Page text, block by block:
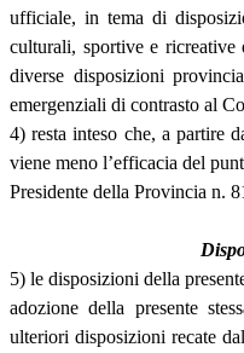
ufficiale, in tema di
culturali, sportive e ricreative
diverse disposizioni
emergenziali di contrasto al
4) resta inteso che, a partire
viene meno l’efficacia del
Presidente della Provincia n.
5) le disposizioni della
adozione della presente
ulteriori disposizioni recate